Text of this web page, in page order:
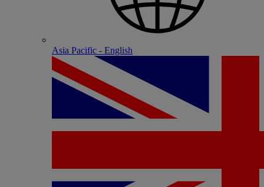
Asia Pacific - English